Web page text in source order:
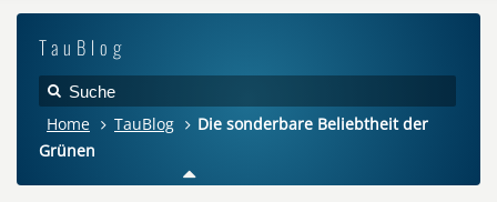
TauBlog
Home TauBlog
Die sonderbare Beliebtheit der
Grünen